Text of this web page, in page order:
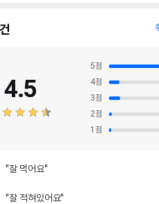
건
4.5
5점
4점
3점
2점
1 점
"잘 먹어요"
"잘 적혀있어요"